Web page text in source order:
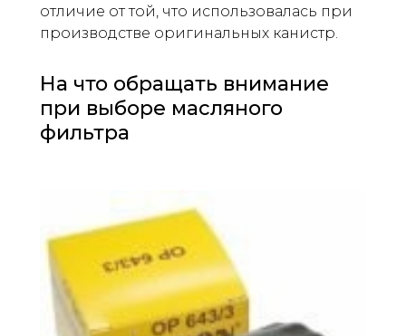
отличие от той, что использовалась при
производстве оригинальных канистр.
На что обращать внимание
при выборе масляного
фильтра